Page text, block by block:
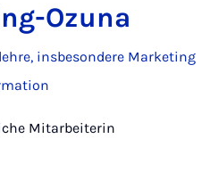
Ozuna
insbesondere Marketing
Mitarbeiterin